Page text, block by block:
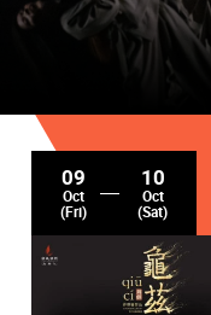
09
Oct
(Fri)
10
Oct
(Sat)